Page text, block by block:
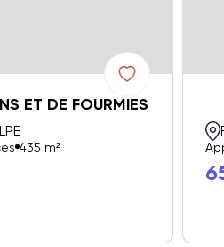
ET DE FOURMIES
435 m²